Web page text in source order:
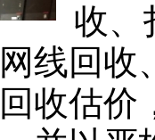
收、
线回收
收估